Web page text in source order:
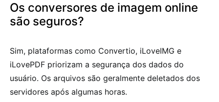
Os conversores de imagem online
são seguros?
Sim, plataformas como Convertio, iLoveIMG e
iLovePDF priorizam a segurança dos dados do
usuário. Os arquivos são geralmente deletados dos
servidores após algumas horas.